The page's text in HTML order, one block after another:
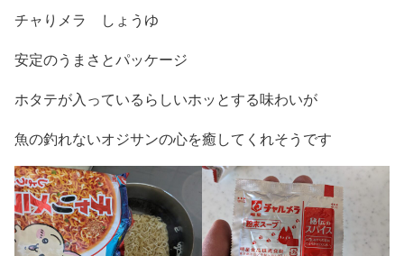
チャりメラ しょうゆ
安定のうまさとパッケージ
ホタテが入っているらしいホッとする味わいが
魚の釣れないオジサンの心を癒してくれそうです